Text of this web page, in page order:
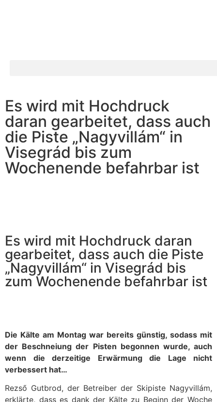
Es wird mit Hochdruck
daran gearbeitet, dass auch
die Piste „Nagyvillám“ in
Visegrád bis zum
Wochenende befahrbar ist
Es wird mit Hochdruck daran
gearbeitet, dass auch die Piste
„Nagyvillám“ in Visegrád bis
zum Wochenende befahrbar ist
Die Kälte am Montag war bereits günstig, sodass mit
der Beschneiung der Pisten begonnen wurde, auch
wenn die derzeitige Erwärmung die Lage nicht
verbessert hat…
Rezső Gutbrod, der Betreiber der Skipiste Nagyvillám,
erklärte, dass es dank der Kälte zu Beginn der Woche